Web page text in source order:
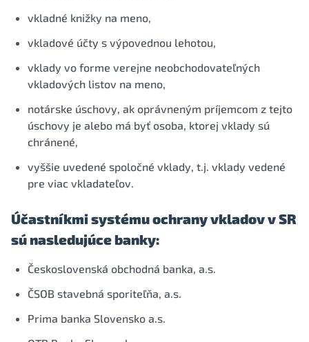
vkladné knižky na meno,
vkladové účty s výpovednou lehotou,
vklady vo forme verejne neobchodovateľných
vkladových listov na meno,
notárske úschovy, ak oprávneným príjemcom z tejto
úschovy je alebo má byť osoba, ktorej vklady sú
chránené,
vyššie uvedené spoločné vklady, t.j. vklady vedené
pre viac vkladateľov.
Účastníkmi systému ochrany vkladov v SR
sú nasledujúce banky:
Československá obchodná banka, a.s.
ČSOB stavebná sporiteľňa, a.s.
Prima banka Slovensko a.s.